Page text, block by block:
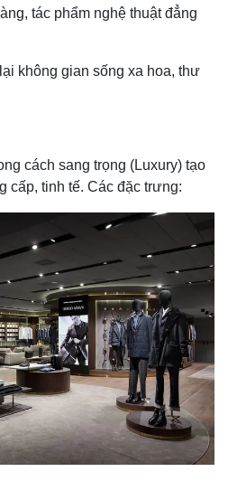
tác phẩm nghệ thuật đẳng
không gian sống xa hoa, thư
cách sang trọng (Luxury) tạo
cấp, tinh tế. Các đặc trưng: